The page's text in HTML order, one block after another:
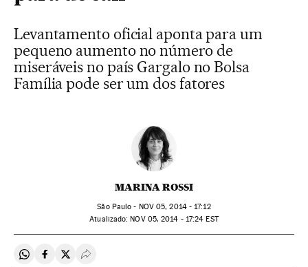
Levantamento oficial aponta para um
pequeno aumento no número de
miseráveis no país Gargalo no Bolsa
Família pode ser um dos fatores
MARINA ROSSI
São Paulo - NOV05, 2014 - 17:12
atualizado: NOV05, 2014 - 17:24 EST
Compartir en Whatsapp
Compartir en Facebook
Compartir en Twitter
Desplegar Redes Sociales